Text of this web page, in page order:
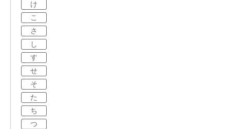
け
こ
さ
し
す
せ
そ
た
ち
つ